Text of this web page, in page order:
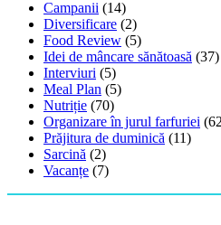
Campanii (14)
Diversificare (2)
Food Review (5)
Idei de mâncare sănătoasă (37)
Interviuri (5)
Meal Plan (5)
Nutriție (70)
Organizare în jurul farfuriei
Prăjitura de duminică (11)
Sarcină (2)
Vacanțe (7)